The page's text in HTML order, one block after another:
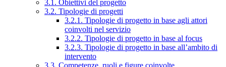
3.1. Obiettivi del progetto
3.2. Tipologie di progetti
3.2.1. Tipologie di progetto in base agli attori
coinvolti nel servizio
3.2.2. Tipologie di progetto in base al focus
3.2.3. Tipologie di progetto in base all’ambito di
intervento
3.3. Competenze, ruoli e figure coinvolte